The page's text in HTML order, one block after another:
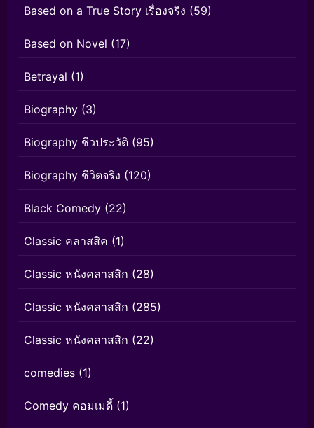
Based on a True Story เรื่องจริง (59)
Based on Novel (17)
Betrayal (1)
Biography (3)
Biography ชีวประวัติ (95)
Biography ชีวิตจริง (120)
Black Comedy (22)
Classic คลาสสิค (1)
Classic หนังคลาสสิก (28)
Classic หนังคลาสสิก (285)
Classic หนังคลาสสิก (22)
comedies (1)
Comedy คอมเมดี้ (1)